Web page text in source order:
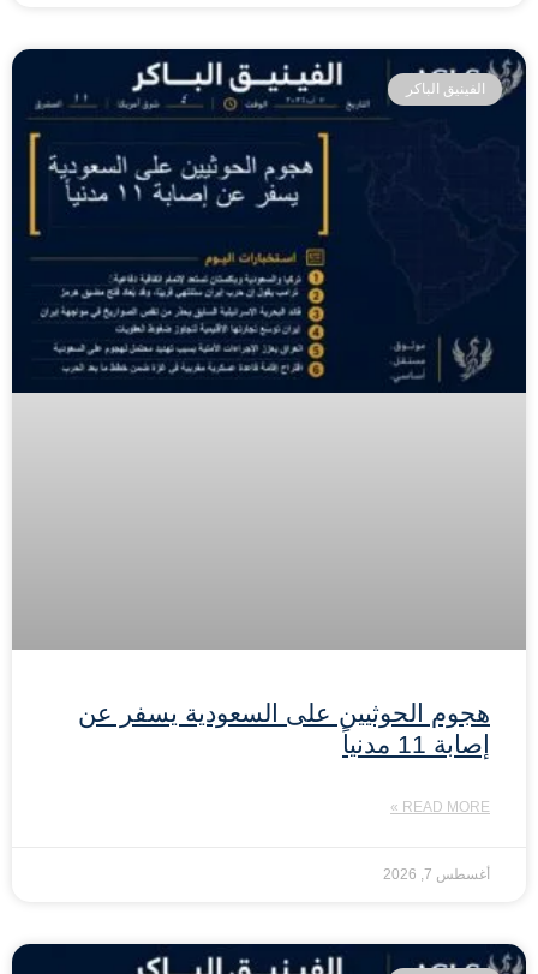
الفينيق الباكر
هجوم الحوثيين على السعودية يسفر عن
إصابة 11 مدنياً
READ MORE »
أغسطس 7, 2026